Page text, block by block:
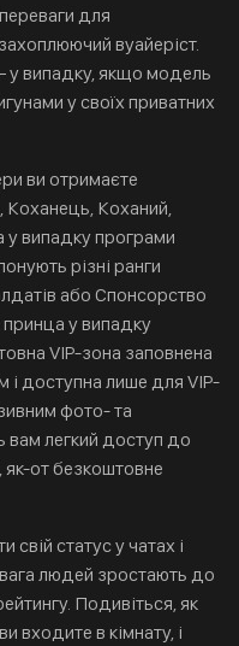
для
вуайеріст.
у випадку, якщо модель
у своїх приватних
ви отримаєте
Коханець, Коханий,
випадку програми
різні ранги
або Спонсорство
у випадку
VIP-зона заповнена
і доступна лише для VIP-
фото- та
вам легкий доступ до
як-от безкоштовне
свій статус у чатах і
людей зростають до
Подивіться, як
входите в кімнату, і